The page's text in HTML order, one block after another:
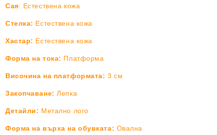
Сая: Естествена кожа
Стелка: Естествена кожа
Хастар: Естествена кожа
Форма на тока: Платформа
Височина на платформата: 3 см
Закопчаване: Лепка
Детайли: Метално лого
Форма на върха на обувката: Овална